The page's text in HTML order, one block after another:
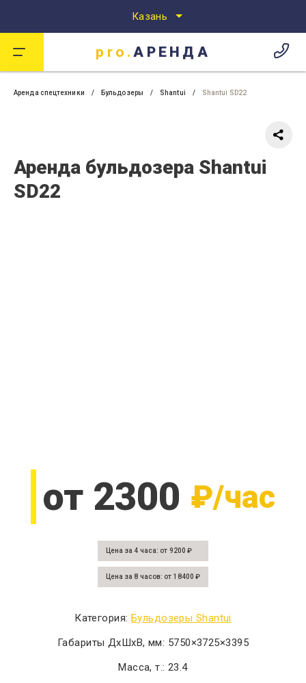
pro.
Казань
pro.АРЕНДА
Аренда спецтехники Бульдозеры Shantui Shantui SD22
Аренда бульдозера Shantui
SD22
от 2300 ₽/час
Цена за 4 часа: от 9200 ₽
Цена за 8 часов: от 18400 ₽
Категория: Бульдозеры Shantui
Габариты ДхШхВ, мм: 5750×3725×3395
Масса, т.:23.4